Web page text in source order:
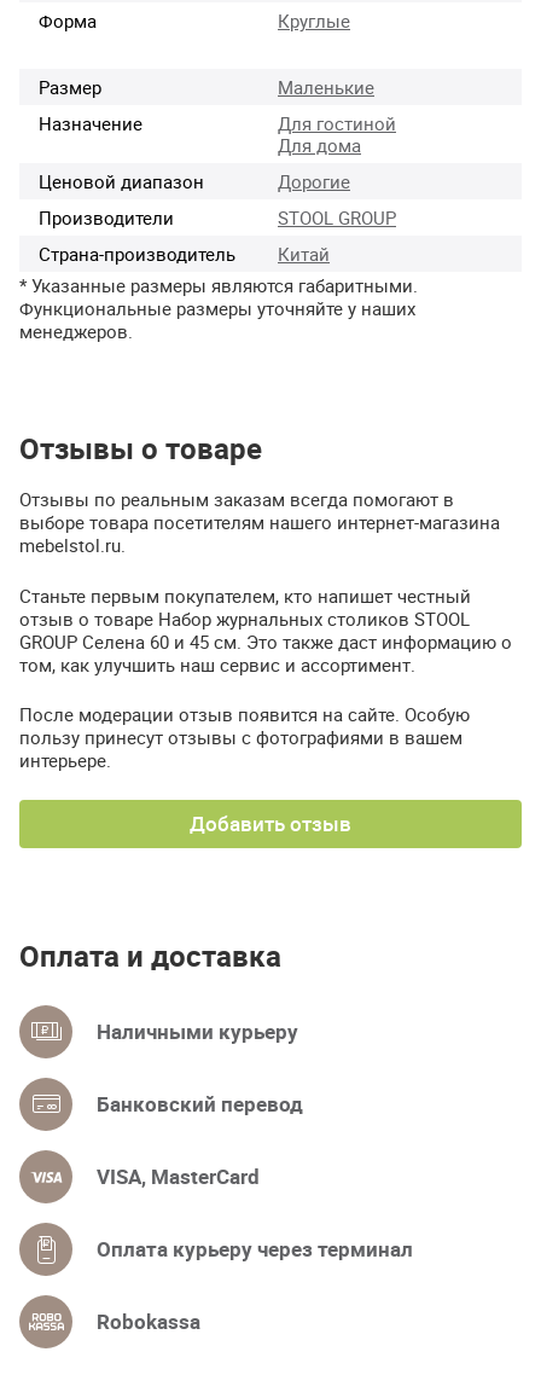
Форма Круглые
Размер
Маленькие
Назначение
Для гостиной
Для дома
Ценовой диапазон
Дорогие
Производители
STOOL GROUP
Страна-производитель
Китай
* Указанные размеры являются габаритными.
Функциональные размеры уточняйте у наших
менеджеров.
Отзывы о товаре
Отзывы по реальным заказам всегда помогают в
выборе товара посетителям нашего интернет-магазина
mebelstol.ru.
Станьте первым покупателем, кто напишет честный
отзыв о товаре Набор журнальных столиков STOOL
GROUP Селена 60 и 45 см. Это также даст информацию о
том, как улучшить наш сервис и ассортимент.
После модерации отзыв появится на сайте. Особую
пользу принесут отзывы с фотографиями в вашем
интерьере.
Добавить отзыв
Оплата и доставка
Наличными курьеру
Банковский перевод
VISA, MasterCard
Оплата курьеру через терминал
Robokassa